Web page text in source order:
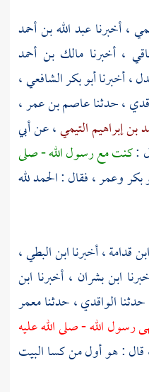
، أخبرناعبد الله بن أحمد
، أخبرنا مالك بن أحمد
، أخبرناأبو بكر الشافعي،
، حدثناعاصم بن عمر،
بن إبراهيم التيمي، عنأبي
:كنت مع رسول الله - صلى
بكروعمر، فقال : الحمد لله
ابن قدامة، أخبرناابن البطي،
ابن بشران ، أخبرنا ابن
الواقدي، حدثنامعمر
رسول الله - صلى الله عليه
قال : هو أول من كسا البيت